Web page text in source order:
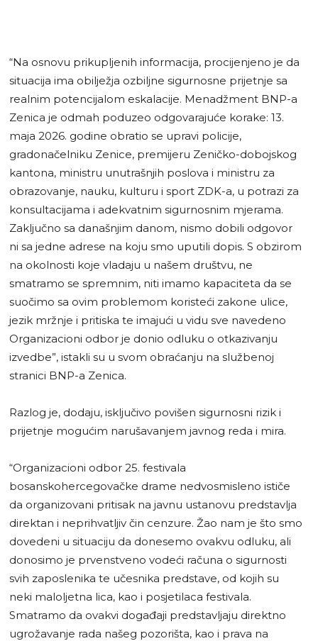
“Na osnovu prikupljenih informacija, procijenjeno je da
situacija ima obilježja ozbiljne sigurnosne prijetnje sa
realnim potencijalom eskalacije. Menadžment BNP-a
Zenica je odmah poduzeo odgovarajuće korake: 13.
maja 2026. godine obratio se upravi policije,
gradonačelniku Zenice, premijeru Zeničko-dobojskog
kantona, ministru unutrašnjih poslova i ministru za
obrazovanje, nauku, kulturu i sport ZDK-a, u potrazi za
konsultacijama i adekvatnim sigurnosnim mjerama.
Zaključno sa današnjim danom, nismo dobili odgovor
ni sa jedne adrese na koju smo uputili dopis. S obzirom
na okolnosti koje vladaju u našem društvu, ne
smatramo se spremnim, niti imamo kapaciteta da se
suočimo sa ovim problemom koristeći zakone ulice,
jezik mržnje i pritiska te imajući u vidu sve navedeno
Organizacioni odbor je donio odluku o otkazivanju
izvedbe”, istakli su u svom obraćanju na službenoj
stranici BNP-a Zenica.
Razlog je, dodaju, isključivo povišen sigurnosni rizik i
prijetnje mogućim narušavanjem javnog reda i mira.
“Organizacioni odbor 25. festivala
bosanskohercegovačke drame nedvosmisleno ističe
da organizovani pritisak na javnu ustanovu predstavlja
direktan i neprihvatljiv čin cenzure. Žao nam je što smo
dovedeni u situaciju da donesemo ovakvu odluku, ali
donosimo je prvenstveno vodeći računa o sigurnosti
svih zaposlenika te učesnika predstave, od kojih su
neki maloljetna lica, kao i posjetilaca festivala.
Smatramo da ovakvi događaji predstavljaju direktno
ugrožavanje rada našeg pozorišta, kao i prava na